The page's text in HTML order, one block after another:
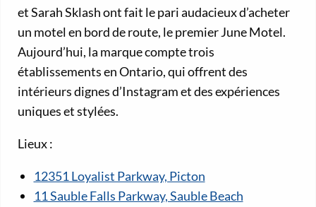
et Sarah Sklash ont fait le pari audacieux d’acheter
un motel en bord de route, le premier June Motel.
Aujourd’hui, la marque compte trois
établissements en Ontario, qui offrent des
intérieurs dignes d’Instagram et des expériences
uniques et stylées.
Lieux :
12351 Loyalist Parkway, Picton
11 Sauble Falls Parkway, Sauble Beach